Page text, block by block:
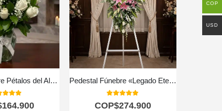
Arreglo Fúnebre Pétalos del Alma
164.900
Pedestal Fúnebre «Legado Eterno» para Marcelo 🕊️
COP$274.900
COP
USD